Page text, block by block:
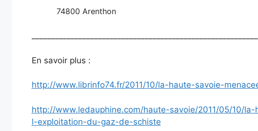
74800 Arenthon
En savoir plus :
http://www.librinfo74.fr/2011/10/la-haute-savoie-
http://www.ledauphine.com/haute-savoie/2011/05/10/
l-exploitation-du-gaz-de-schiste